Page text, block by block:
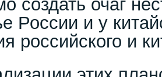
создать очаг
России и у
российского и